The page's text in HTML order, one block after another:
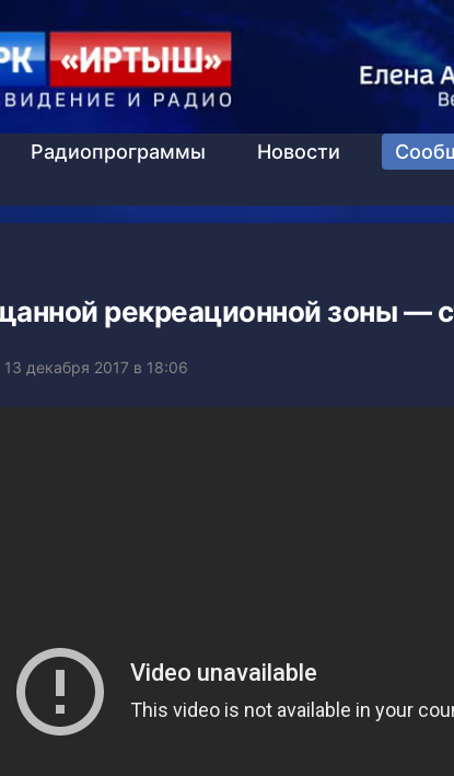
Радиопрограммы Новости
рекреационной зоны —
13 декабря 2017 в 18:06